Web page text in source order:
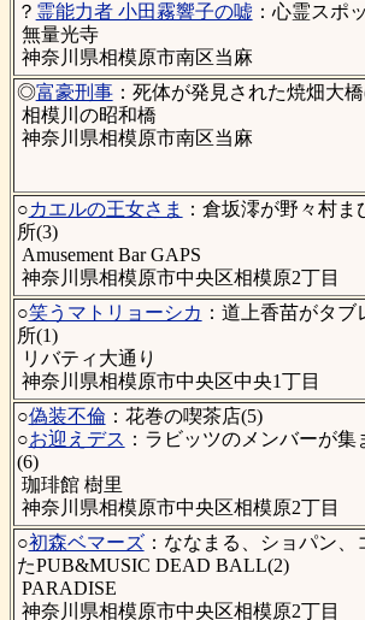
？ 霊能力者 小田霧響子の嘘 ：心霊スポ
無量光寺
神奈川県相模原市南区当麻
◎富豪刑事：死体が発見された焼畑大
相模川の昭和橋
神奈川県相模原市南区当麻
○カエルの王女さま
：倉坂澪が野々村
所(3)
Amusement Bar GAPS
神奈川県相模原市中央区相模原2丁目
○笑うマトリョーシカ ：道上香苗がタ
所(1)
リバティ大通り
神奈川県相模原市中央区中央1丁目
○偽装不倫 ：花巻の喫茶店(5)
○お迎えデス ：ラビッツのメンバーが
(6)
珈琲館 樹里
神奈川県相模原市中央区相模原2丁目
○初森ベマーズ：ななまる、ショパン、
たPUB&MUSIC DEAD BALL(2)
PARADISE
神奈川県相模原市中央区相模原2丁目